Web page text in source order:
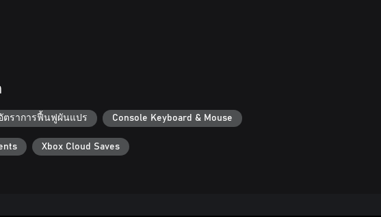
ตราการฟื้นฟูผันแปร Console Keyboard & Mouse
Xbox Cloud Saves